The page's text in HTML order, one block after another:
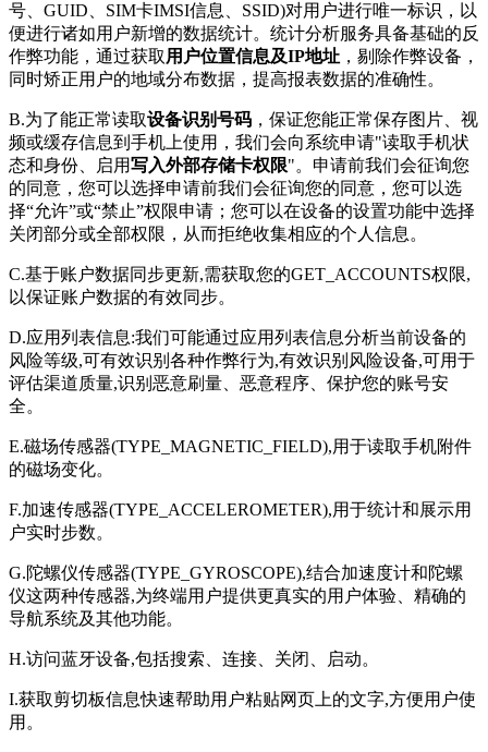
号、GUID、SIM卡IMSI信息、SSID)对用户进行唯一标识，以
便进行诸如用户新增的数据统计。统计分析服务具备基础的反
作弊功能，通过获取 用户位置信息及IP地址 ，剔除作弊设备，
同时矫正用户的地域分布数据，提高报表数据的准确性。
B.为了能正常读取设备识别号码 ，保证您能正常保存图片、视
频或缓存信息到手机上使用，我们会向系统申请"读取手机状
态和身份、启用写入外部存储卡权限"。申请前我们会征询您
的同意，您可以选择申请前我们会征询您的同意，您可以选
择“允许”或“禁止”权限申请；您可以在设备的设置功能中选择
关闭部分或全部权限，从而拒绝收集相应的个人信息。
C.基于账户数据同步更新,需获取您的GET_ACCOUNTS权限,
以保证账户数据的有效同步。
D.应用列表信息:我们可能通过应用列表信息分析当前设备的
风险等级,可有效识别各种作弊行为,有效识别风险设备,可用于
评估渠道质量,识别恶意刷量、恶意程序、保护您的账号安
全。
E.磁场传感器(TYPE_MAGNETIC_FIELD),用于读取手机附件
的磁场变化。
F.加速传感器(TYPE_ACCELEROMETER),用于统计和展示用
户实时步数。
G.陀螺仪传感器(TYPE_GYROSCOPE),结合加速度计和陀螺
仪这两种传感器,为终端用户提供更真实的用户体验、精确的
导航系统及其他功能。
H.访问蓝牙设备,包括搜索、连接、关闭、启动。
I.获取剪切板信息快速帮助用户粘贴网页上的文字,方便用户使
用。